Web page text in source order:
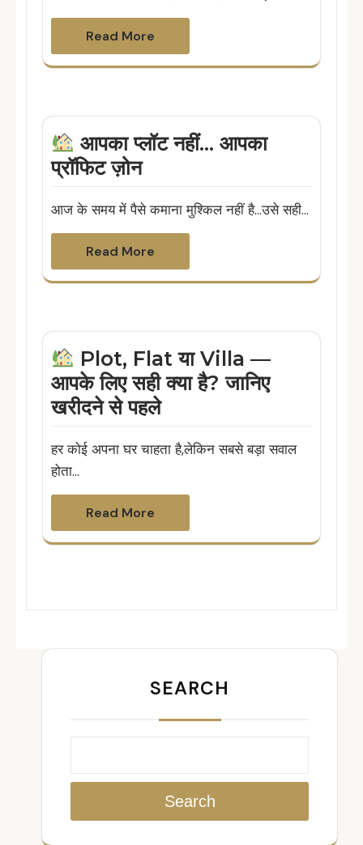
Read More
आपका प्लॉट नहीं… आपका
प्रॉफिट ज़ोन
आज के समय में पैसे कमाना मुश्किल नहीं है…उसे सही…
Read More
Plot, Flat या Villa —
आपके लिए सही क्या है? जानिए
खरीदने से पहले
हर कोई अपना घर चाहता है,लेकिन सबसे बड़ा सवाल
होता…
Read More
SEARCH
Search